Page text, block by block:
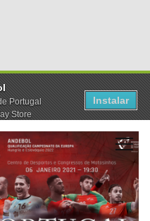
Portugal
Store
Instalar